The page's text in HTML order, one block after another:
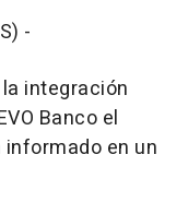
-
integración
Banco el
en un